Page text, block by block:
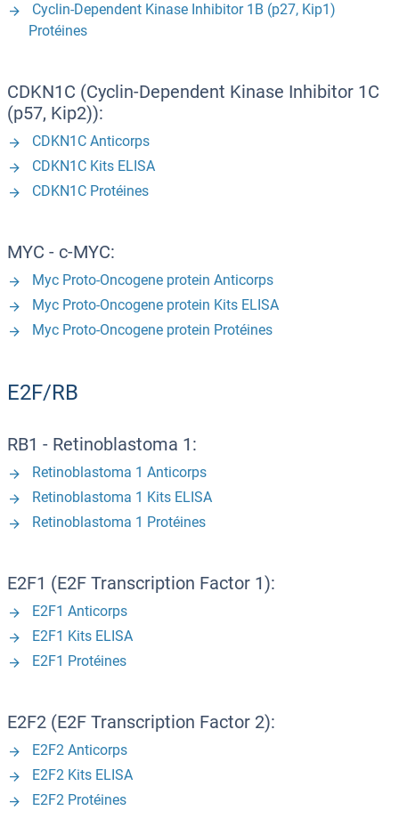
Cyclin-Dependent Kinase Inhibitor 1B (p27, Kip1)
Protéines
CDKN1C (Cyclin-Dependent Kinase Inhibitor 1C
(p57, Kip2)):
CDKN1C Anticorps
CDKN1C Kits ELISA
CDKN1C Protéines
MYC - c-MYC:
Myc Proto-Oncogene protein Anticorps
Myc Proto-Oncogene protein Kits ELISA
Myc Proto-Oncogene protein Protéines
E2F/RB
RB1 - Retinoblastoma 1:
Retinoblastoma 1 Anticorps
Retinoblastoma 1 Kits ELISA
Retinoblastoma 1 Protéines
E2F1 (E2F Transcription Factor 1):
E2F1 Anticorps
E2F1 Kits ELISA
E2F1 Protéines
E2F2 (E2F Transcription Factor 2):
E2F2 Anticorps
E2F2 Kits ELISA
E2F2 Protéines